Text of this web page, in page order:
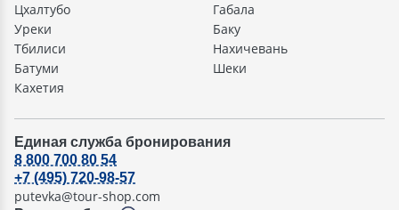
Цхалтубо
Уреки
Тбилиси
Батуми
Кахетия
Габала
Баку
Нахичевань
Шеки
Единая служба бронирования
8 800 700 80 54
+7 (495) 720-98-57
putevka@tour-shop.com